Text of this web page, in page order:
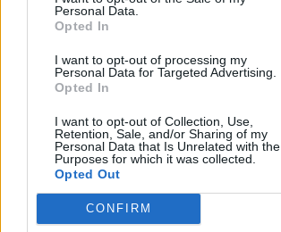
Personal Data.
Opted In
I want to opt-out of processing my
Personal Data for Targeted Advertising.
Opted In
I want to opt-out of Collection, Use,
Retention, Sale, and/or Sharing of my
Personal Data that Is Unrelated with the
Purposes for which it was collected.
Opted Out
CONFIRM
Giornata Entrato
EMP 0-0 FIO
FIO 0-0 NAP
UDI 1-0 FIO
1-1 JUV